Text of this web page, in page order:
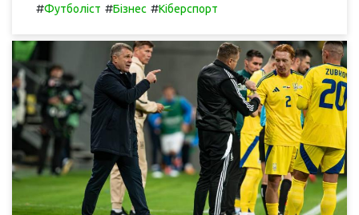
#Футболіст #Бізнес #Кіберспорт